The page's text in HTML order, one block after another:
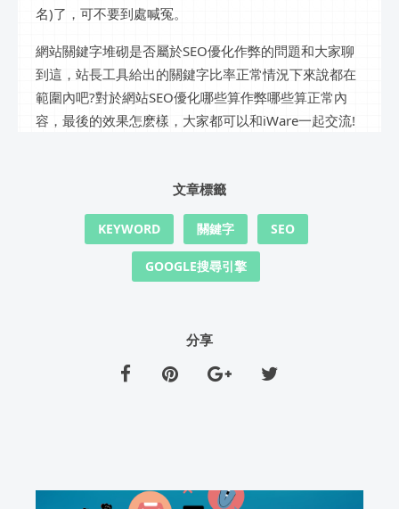
名)了，可不要到處喊冤。
網站關鍵字堆砌是否屬於SEO優化作弊的問題和大家聊
到這，站長工具給出的關鍵字比率正常情況下來說都在
範圍內吧?對於網站SEO優化哪些算作弊哪些算正常內
容，最後的效果怎麽樣，大家都可以和iWare一起交流!
文章標籤
KEYWORD 關鍵字 SEO
GOOGLE搜尋引擎
分享